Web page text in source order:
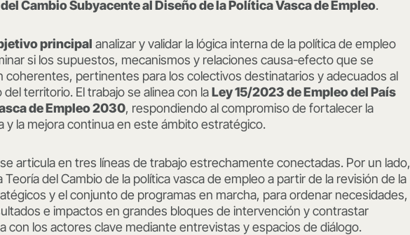
Cambio Subyacente al Diseño de la Política Vasca de Empleo.
principal analizar y validar la lógica interna de la política de empleo
si los supuestos, mecanismos y relaciones causa-efecto que se
coherentes, pertinentes para los colectivos destinatarios y adecuados al
territorio. El trabajo se alinea con laLey 15/2023 de Empleo del País
de Empleo 2030, respondiendo al compromiso de fortalecer la
y la mejora continua en este ámbito estratégico.
articula en tres líneas de trabajo estrechamente conectadas. Por un lado,
del Cambio de la política vasca de empleo a partir de la revisión de la
y el conjunto de programas en marcha, para ordenar necesidades,
e impactos en grandes bloques de intervención y contrastar
con los actores clave mediante entrevistas y espacios de diálogo.